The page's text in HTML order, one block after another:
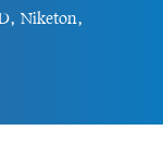
Niketon,